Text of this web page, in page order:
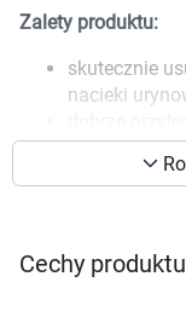
Korzystamy
warunki
ustawienia
Zalety produktu:
skutecznie
nacieki
nabłyszcza i
bezpieczny
Cechy produktu